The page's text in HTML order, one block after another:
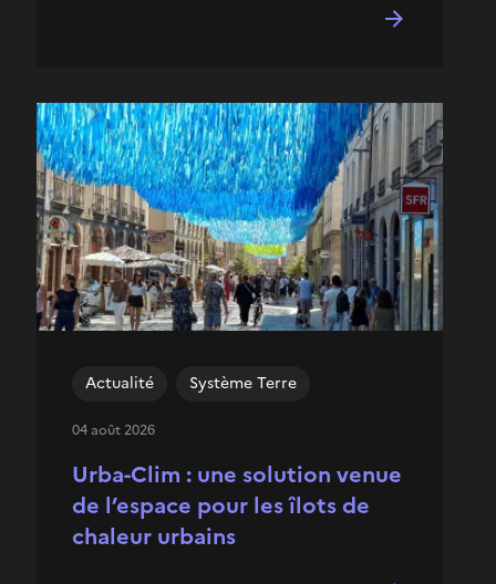
Urba-Clim : une solution venue
de l’espace pour les îlots de
chaleur urbains
Actualité Système Terre
04 août 2026